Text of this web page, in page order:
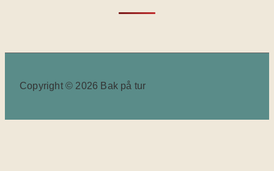
Copyright © 2026 Bak på tur